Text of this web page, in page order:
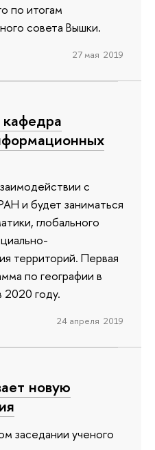
по итогам
совета Вышки.
27 мая 2019
с
и будет заниматься
глобального
территорий. Первая
по географии в
году.
24 апреля 2019
новую
заседании ученого